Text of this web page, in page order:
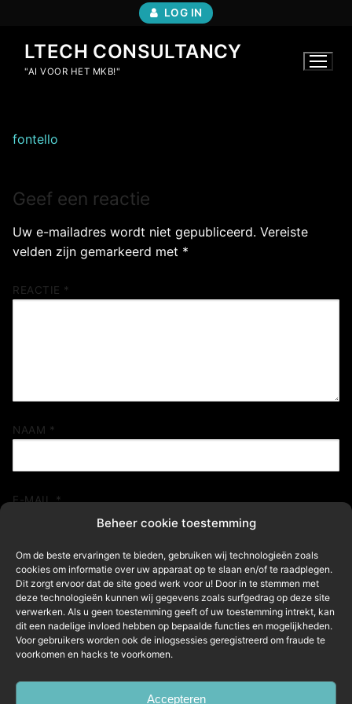
Beheer cookie toestemming
Om de beste ervaringen te bieden, gebruiken wij technologieën zoals
cookies om informatie over uw apparaat op te slaan en/of te raadplegen.
Dit zorgt ervoor dat de site goed werk voor u! Door in te stemmen met
deze technologieën kunnen wij gegevens zoals surfgedrag op deze site
verwerken. Als u geen toestemming geeft of uw toestemming intrekt, kan
dit een nadelige invloed hebben op bepaalde functies en mogelijkheden.
Voor gebruikers worden ook de inlogsessies geregistreerd om fraude te
voorkomen en hacks te voorkomen.
Accepteren
inhoud
LOG IN
LTECH CONSULTANCY
"AI VOOR HET MKB!"
fontello
Geef een reactie
Uw e-mailadres wordt niet gepubliceerd. Vereiste
velden zijn gemarkeerd met *
REACTIE *
NAAM *
E-MAIL*
SITE
Mijn naam, e-mail en site in deze browser opslaan
voor de volgende keer wanneer ik een reactie plaats.